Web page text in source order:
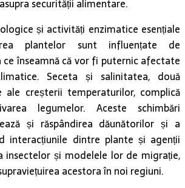
securității alimentare.
și activități enzimatice esențiale
plantelor sunt influențate de
înseamnă că vor fi puternic afectate
Seceta și salinitatea, două
ale creșterii temperaturilor, complică
legumelor. Aceste schimbări
și răspândirea dăunătorilor și a
interacțiunile dintre plante și agenții
insectelor și modelele lor de migrație,
acestora în noi regiuni.